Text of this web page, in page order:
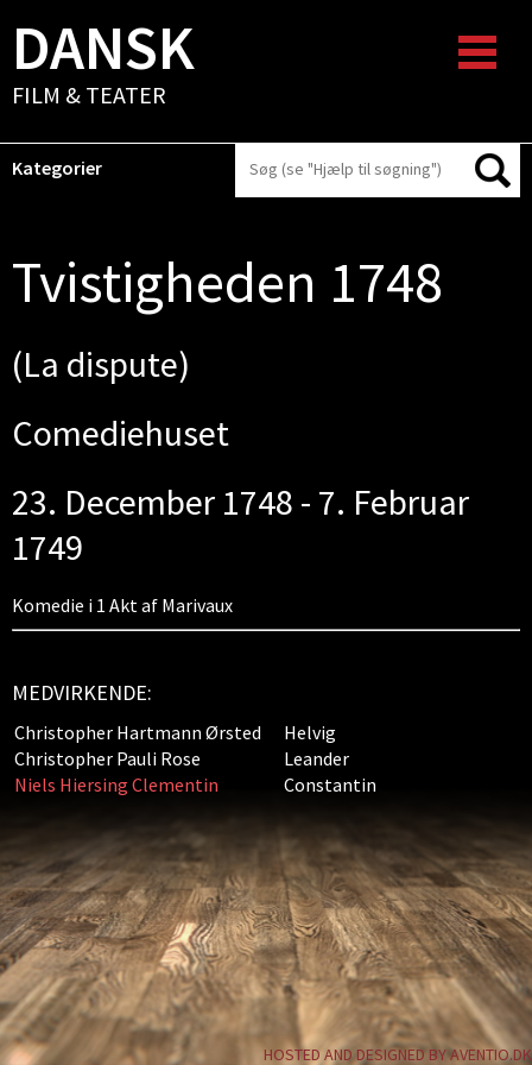
DANSK
FILM & TEATER
Kategorier
Tvistigheden 1748
(La dispute)
Comediehuset
23. December 1748 - 7. Februar
1749
Komedie i 1 Akt af Marivaux
MEDVIRKENDE:
Christopher Hartmann Ørsted
Helvig
Christopher Pauli Rose
Leander
Niels Hiersing Clementin
Constantin
HOSTED AND DESIGNED BY AVENTIO.DK